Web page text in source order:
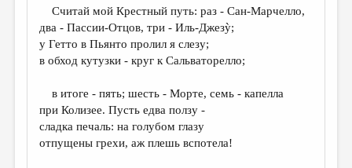
ДЕТСКАЯ КОМНАТА
КНИЖНАЯ ПОЛКА
ОБЗОР ЛИТЕРАТУРЫ
СТРАНИЦЫ ПАМЯТИ
ОБЪЯВЛЕНИЯ
КОЛОНКА РЕДАКТОРА
Считай мой Крестный путь: раз - Сан-Марчелло,
два - Пассии-Отцов, три - Иль-Джезỳ;
у Гетто в Пьянто пролил я слезу;
в обход кутузки - круг к Сальваторелло;
в итоге - пять; шесть - Морте, семь - капелла
при Колизее. Пусть едва ползу -
сладка печаль: на голубом глазу
отпущены грехи, аж плешь вспотела!